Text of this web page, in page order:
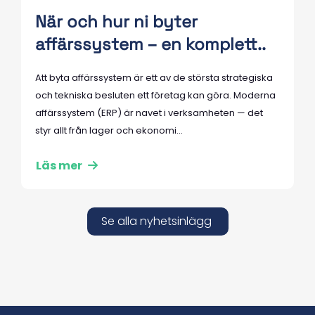
När och hur ni byter
affärssystem – en komplett..
Att byta affärssystem är ett av de största strategiska
och tekniska besluten ett företag kan göra. Moderna
affärssystem (ERP) är navet i verksamheten — det
styr allt från lager och ekonomi...
Läs mer
Se alla nyhetsinlägg